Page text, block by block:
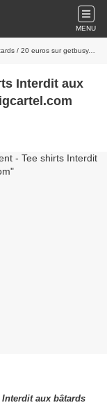
MENU
sur getbusy.bigcartel.com
Interdit aux
Interdit aux bâtards